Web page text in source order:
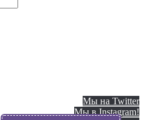
Мы на Twitter
Мы в Instagram!